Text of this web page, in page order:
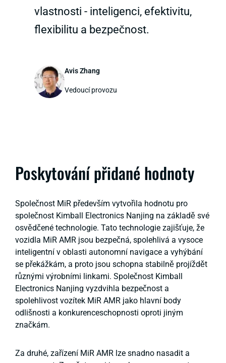
vlastnosti - inteligenci, efektivitu,
flexibilitu a bezpečnost.
Avis Zhang
Vedoucí provozu
Poskytování přidané hodnoty
Společnost MiR především vytvořila hodnotu pro
společnost Kimball Electronics Nanjing na základě své
osvědčené technologie. Tato technologie zajišťuje, že
vozidla MiR AMR jsou bezpečná, spolehlivá a vysoce
inteligentní v oblasti autonomní navigace a vyhýbání
se překážkám, a proto jsou schopna stabilně projíždět
různými výrobními linkami. Společnost Kimball
Electronics Nanjing vyzdvihla bezpečnost a
spolehlivost vozítek MiR AMR jako hlavní body
odlišnosti a konkurenceschopnosti oproti jiným
značkám.
Za druhé, zařízení MiR AMR lze snadno nasadit a